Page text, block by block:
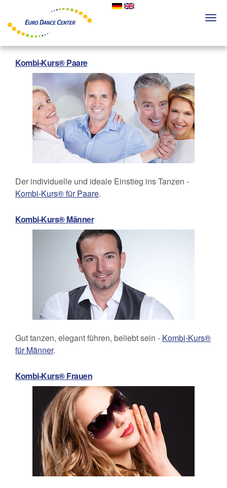
main
Kombi-Kurs® Paare
Der individuelle und ideale Einstieg ins Tanzen -
Kombi-Kurs® für Paare.
Kombi-Kurs® Männer
Gut tanzen, elegant führen, beliebt sein - Kombi-Kurs®
für Männer.
Kombi-Kurs® Frauen